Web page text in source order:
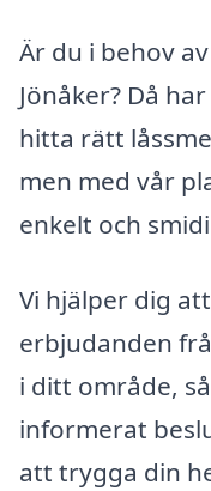
Är du i behov
Jönåker? Då
hitta rätt
men med vår
enkelt och
Vi hjälper dig
erbjudanden
i ditt område,
informerat
att trygga din